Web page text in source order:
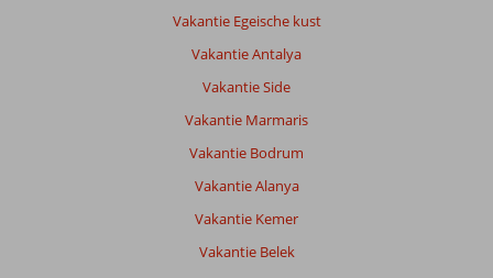
Vakantie Egeische kust
Vakantie Antalya
Vakantie Side
Vakantie Marmaris
Vakantie Bodrum
Vakantie Alanya
Vakantie Kemer
Vakantie Belek